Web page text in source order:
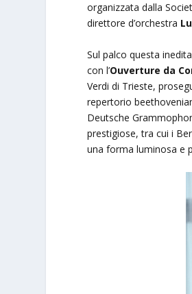
organizzata dalla
direttore d’orchestra
Sul palco questa
con l’Ouverture da
Verdi di Trieste,
repertorio
Deutsche
prestigiose, tra cui i
una forma luminosa e